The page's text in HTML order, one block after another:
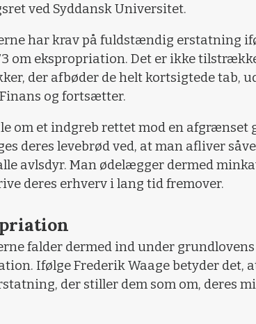
ved Syddansk Universitet.
har krav på fuldstændig erstatning
om ekspropriation. Det er ikke
der afbøder de helt kortsigtede tab,
og fortsætter.
om et indgreb rettet mod en afgrænset
deres levebrød ved, at man afliver
avlsdyr. Man ødelægger dermed
deres erhverv i lang tid fremover.
falder dermed ind under grundlovens
Ifølge Frederik Waage betyder det,
der stiller dem som om, deres